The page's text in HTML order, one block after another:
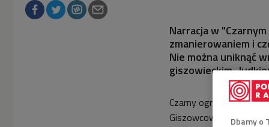
Narracja w
zmanierowaniem i
Nie można uniknąć
giszowieckim
Czarny ogród” to
Giszowcowi i
Dbamy o